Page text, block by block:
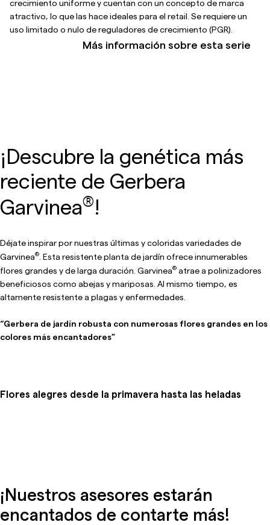
crecimiento uniforme y cuentan con un concepto de marca
atractivo, lo que las hace ideales para el retail. Se requiere un
uso limitado o nulo de reguladores de crecimiento (PGR).
Más información sobre esta serie
¡Descubre la genética más
reciente de Gerbera
Garvinea®!
Déjate inspirar por nuestras últimas y coloridas variedades de
Garvinea® . Esta resistente planta de jardín ofrece innumerables
flores grandes y de larga duración. Garvinea® atrae a polinizadores
beneficiosos como abejas y mariposas. Al mismo tiempo, es
altamente resistente a plagas y enfermedades.
“Gerbera de jardín robusta con numerosas flores grandes en los
colores más encantadores”
Flores alegres desde la primavera hasta las heladas
¡Nuestros asesores estarán
encantados de contarte más!